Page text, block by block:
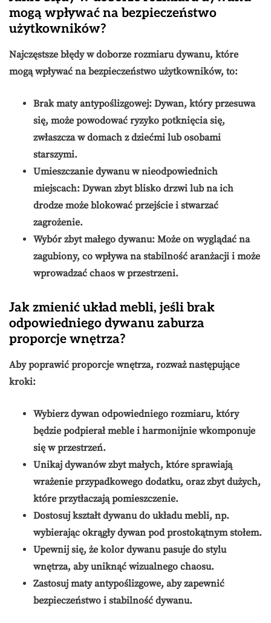
mogą wpływać na bezpieczeństwo
użytkowników?
Najczęstsze błędy w doborze rozmiaru dywanu, które
mogą wpływać na bezpieczeństwo użytkowników, to:
Brak maty antypoślizgowej: Dywan, który przesuwa
się, może powodować ryzyko potknięcia się,
zwłaszcza w domach z dziećmi lub osobami
starszymi.
Umieszczanie dywanu w nieodpowiednich
miejscach: Dywan zbyt blisko drzwi lub na ich
drodze może blokować przejście i stwarzać
zagrożenie.
Wybór zbyt małego dywanu: Może on wyglądać na
zagubiony, co wpływa na stabilność aranżacji i może
wprowadzać chaos w przestrzeni.
Jak zmienić układ mebli, jeśli brak
odpowiedniego dywanu zaburza
proporcje wnętrza?
Aby poprawić proporcje wnętrza, rozważ następujące
kroki:
Wybierz dywan odpowiedniego rozmiaru, który
będzie podpierał meble i harmonijnie wkomponuje
się w przestrzeń.
Unikaj dywanów zbyt małych, które sprawiają
wrażenie przypadkowego dodatku, oraz zbyt dużych,
które przytłaczają pomieszczenie.
Dostosuj kształt dywanu do układu mebli, np.
wybierając okrągły dywan pod prostokątnym stołem.
Upewnij się, że kolor dywanu pasuje do stylu
wnętrza, aby uniknąć wizualnego chaosu.
Zastosuj maty antypoślizgowe, aby zapewnić
bezpieczeństwo i stabilność dywanu.